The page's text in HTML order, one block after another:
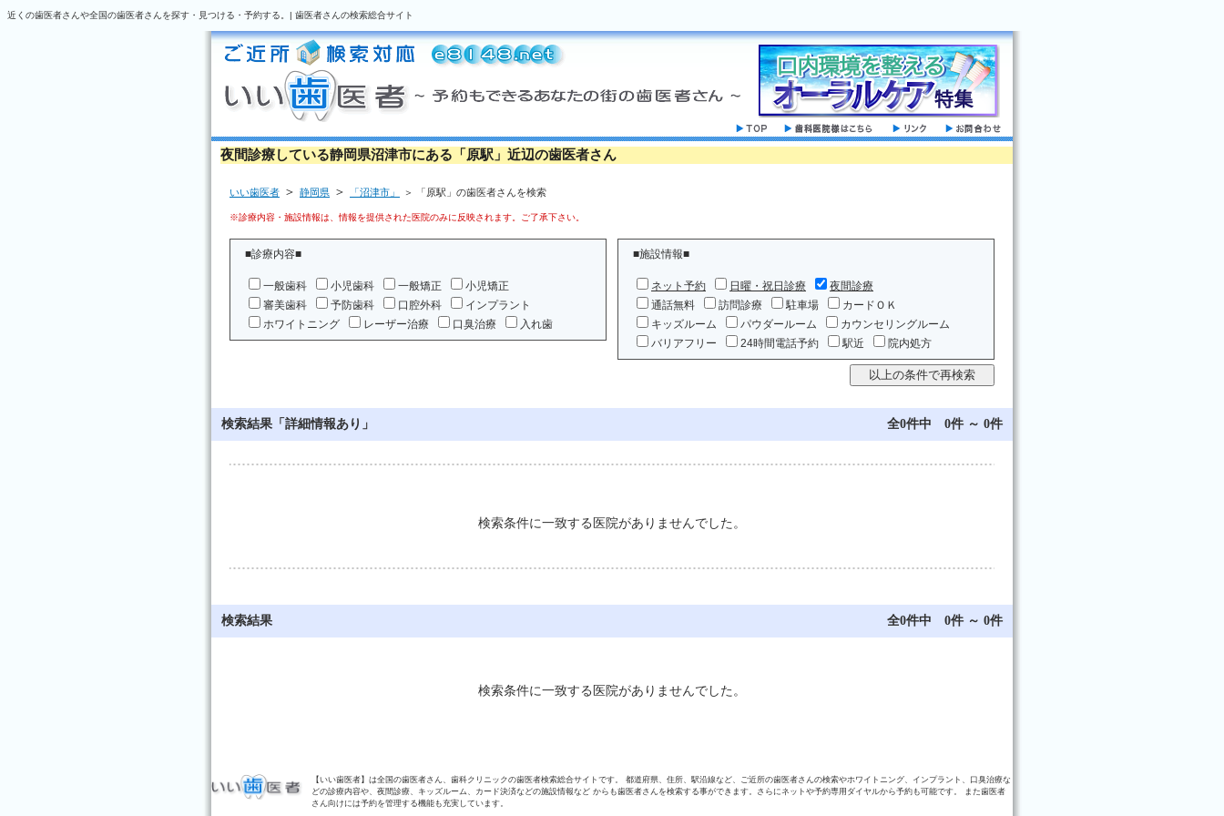
近くの歯医者さんや全国の歯医者さんを探す・見つける・予約する。| 歯医者さんの検索総合サイト
夜間診療している静岡県沼津市にある「原駅」近辺の歯医者さん
いい歯医者 ＞ 静岡県 ＞ 「沼津市」 ＞ 「原駅」の歯医者さんを検索
※診療内容・施設情報は、情報を提供された医院のみに反映されます。ご了承下さい。
■診療内容■
一般歯科 小児歯科 一般矯正
小児矯正
審美歯科
予防歯科 口腔外科
インプラント
ホワイトニング
レーザー治療 口臭治療 入れ歯
■施設情報■
ネット予約 日曜・祝日診療
夜間診療
通話無料
訪問診療 駐車場
カードＯＫ
キッズルーム
パウダールーム
カウンセリングルーム
バリアフリー
24時間電話予約 駅近 院内処方
検索結果「詳細情報あり」 全0件中 0件 ～ 0件
検索条件に一致する医院がありませんでした。
検索結果 全0件中 0件 ～ 0件
検索条件に一致する医院がありませんでした。
【いい歯医者】は全国の歯医者さん、歯科クリニックの歯医者検索総合サイトです。 都道府県、住所、駅沿線など、ご近所の歯医者さんの検索やホワイトニング、インプラント、口臭治療な
どの診療内容や、夜間診療、キッズルーム、カード決済などの施設情報など からも歯医者さんを検索する事ができます。さらにネットや予約専用ダイヤルから予約も可能です。 また歯医者
さん向けには予約を管理する機能も充実しています。